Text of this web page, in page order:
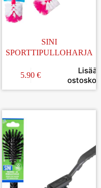
SINI
SPORTTIPULLOHARJA
5.90 €
Lisää